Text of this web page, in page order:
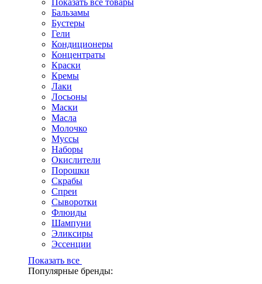
Показать все товары
Бальзамы
Бустеры
Гели
Кондиционеры
Концентраты
Краски
Кремы
Лаки
Лосьоны
Маски
Масла
Молочко
Муссы
Наборы
Окислители
Порошки
Скрабы
Спреи
Сыворотки
Флюиды
Шампуни
Эликсиры
Эссенции
Показать все
Популярные бренды: